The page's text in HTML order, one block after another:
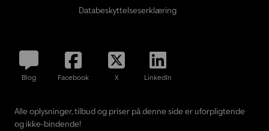
Databeskyttelseserklæring
Blog Facebook X LinkedIn
Alle oplysninger, tilbud og priser på denne side er uforpligtende
og ikke-bindende!